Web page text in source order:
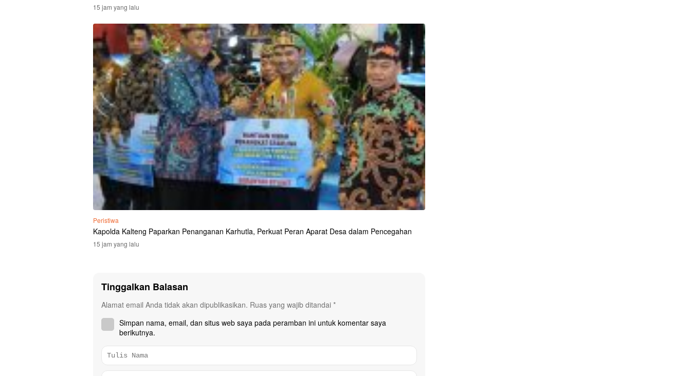
15 jam yang lalu
Peristiwa
Kapolda Kalteng Paparkan Penanganan Karhutla, Perkuat Peran Aparat Desa dalam Pencegahan
15 jam yang lalu
Tinggalkan Balasan
Alamat email Anda tidak akan dipublikasikan. Ruas yang wajib ditandai *
Simpan nama, email, dan situs web saya pada peramban ini untuk komentar saya
berikutnya.